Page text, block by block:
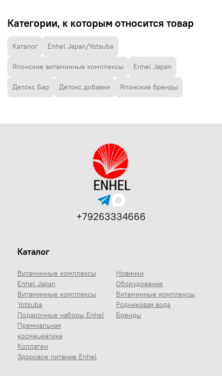
Категории, к которым относится товар
Каталог Enhel Japan/Yotsuba
Японские витаминные комплексы Enhel Japan
Детокс Бар Детокс добавки Японские бренды
Каталог
Витаминные комплексы
Enhel Japan
Витаминные комплексы
Yotsuba
Подарочные наборы Enhel
Премиальная
космецевтика
Коллаген
Здоровое питание Enhel
Новинки
Оборудование
Витаминные комплексы
Родниковая вода
Бренды
+79263334666